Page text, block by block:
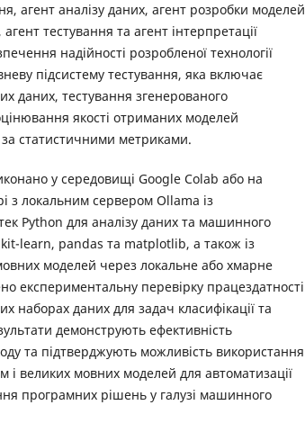
агент аналізу даних, агент розробки моделей
тестування та агент інтерпретації
надійності розробленої технології
підсистему тестування, яка включає
даних, тестування згенерованого
якості отриманих моделей
статистичними метриками.
у середовищі Google Colab або на
з локальним сервером Ollama із
Python для аналізу даних та машинного
learn, pandas та matplotlib, а також із
моделей через локальне або хмарне
експериментальну перевірку працездатності
наборах даних для задач класифікації та
демонструють ефективність
та підтверджують можливість використання
і великих мовних моделей для автоматизації
програмних рішень у галузі машинного